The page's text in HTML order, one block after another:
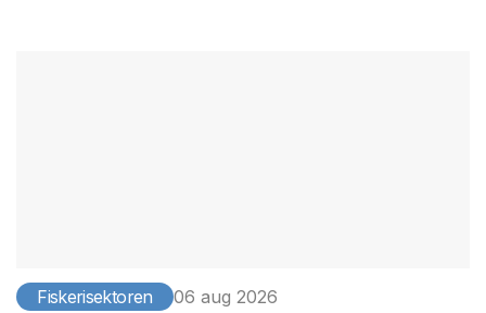
Fiskerisektoren 06 aug 2026